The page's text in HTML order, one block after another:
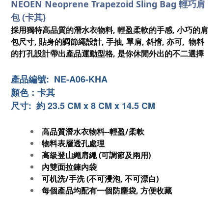
NEOEN Neoprene Trapezoid Sling Bag 輕巧肩
包 (卡其)
採用獨特高品質的潛水衣物料, 輕盈柔軟的手感, 小巧的肩
包尺寸, 貼身的調節繩設計, 手抽, 單肩, 斜揹, 亦可, 物料
的打孔設計帶出產品運動型格, 是你休閒外出的不二選擇
產品編號: NE-A06-KHA
顏色： 卡其
尺寸: 約 23.5 CM x 8 CM x 14.5 CM
高品質潛水衣物料--輕盈/柔軟
物料表層透孔處理
高級登山繩肩繩 (可調節及兩用)
內雙面拉鍊內袋
可机洗/手洗 (不可浸泡, 不可漂白)
每個產品均配有一個防塵袋, 方便收藏